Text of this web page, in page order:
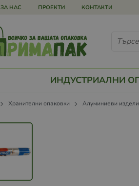
ЗА НАС ПРОЕКТИ КОНТАКТИ
ИНДУСТРИАЛНИ
Хранителни опаковки Алуминиеви